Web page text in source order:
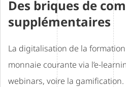
Des briques de
supplémentaires
La digitalisation de la
monnaie courante via l’e-
webinars, voire la